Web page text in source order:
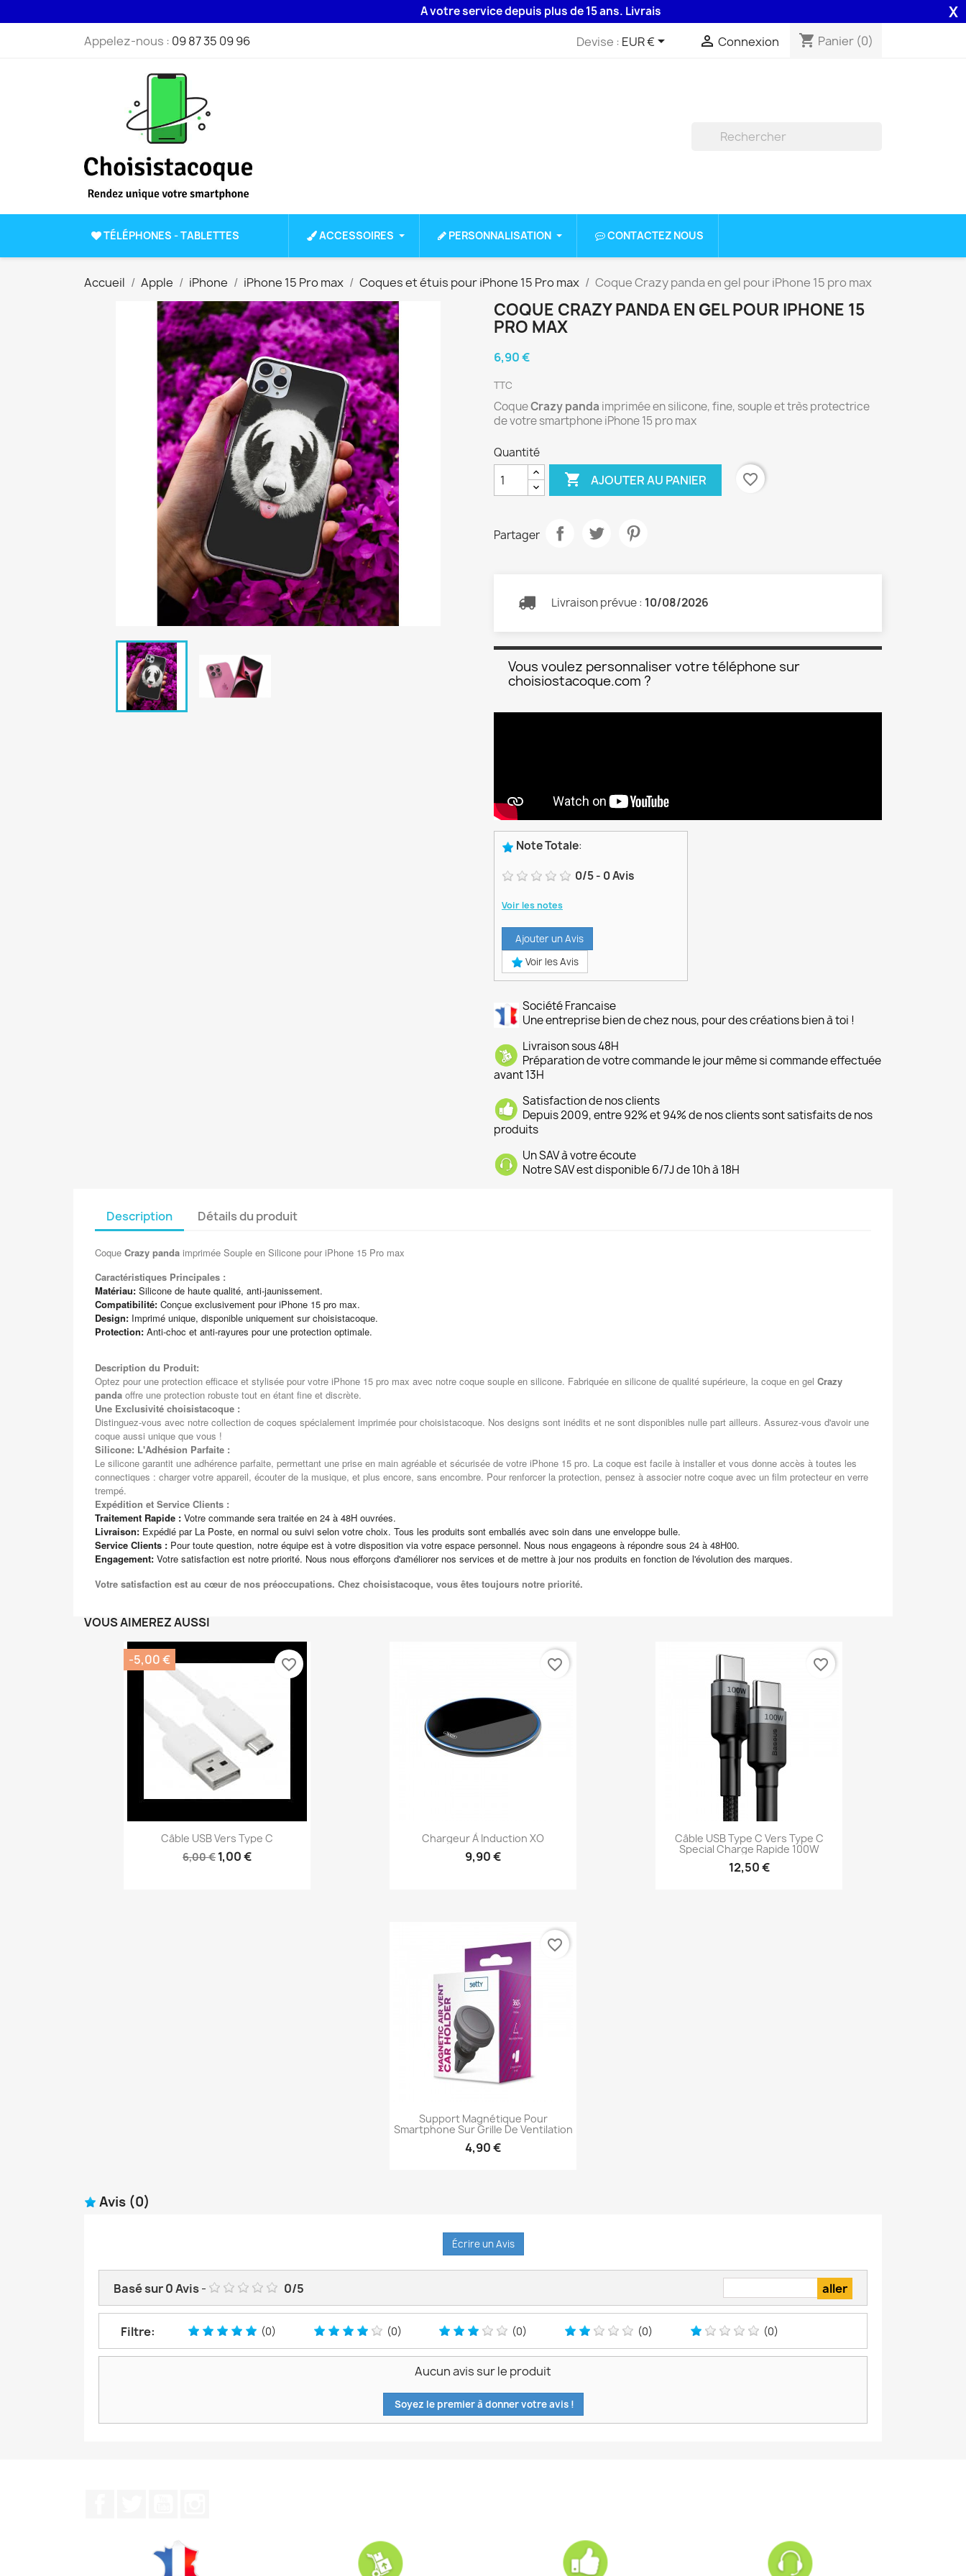
A votre service depuis plus de 15 ans. Livraison 48H assurée par la Poste . X
Appelez-nous : 09 87 35 09 96 Devise : EUR €  Connexion shopping_cart Panier (0)
TÉLÉPHONES - TABLETTES ACCESSOIRES PERSONNALISATION CONTACTEZ NOUS
Accueil Apple iPhone iPhone 15 Pro max Coques et étuis pour iPhone 15 Pro max Coque Crazy panda en gel pour iPhone 15 pro max
COQUE CRAZY PANDA EN GEL POUR IPHONE 15
PRO MAX
6,90 €
TTC
CoqueCrazy panda imprimée en silicone, fine, souple et très protectrice
de votre smartphone iPhone 15 pro max
Quantité
 AJOUTER AU PANIER favorite_border
Partager
Livraison prévue : 10/08/2026
Vous voulez personnaliser votre téléphone sur
choisiostacoque.com ?
Note Totale:
0/5- 0Avis
Voir les notes
Ajouter un Avis
Voir les Avis
Société Francaise
Une entreprise bien de chez nous, pour des créations bien à toi !
Livraison sous 48H
Préparation de votre commande le jour même si commande effectuée
avant 13H
Satisfaction de nos clients
Depuis 2009, entre 92% et 94% de nos clients sont satisfaits de nos
produits
Un SAV à votre écoute
Notre SAV est disponible 6/7J de 10h à 18H
Description Détails du produit
Coque Crazy panda imprimée Souple en Silicone pour iPhone 15 Pro max
Caractéristiques Principales :
Matériau: Silicone de haute qualité, anti-jaunissement.
Compatibilité: Conçue exclusivement pour iPhone 15 pro max.
Design: Imprimé unique, disponible uniquement sur choisistacoque.
Protection: Anti-choc et anti-rayures pour une protection optimale.
Description du Produit:
Optez pour une protection efficace et stylisée pour votre iPhone 15 pro max avec notre coque souple en silicone. Fabriquée en silicone de qualité supérieure, la coque en gel Crazy
panda offre une protection robuste tout en étant fine et discrète.
Une Exclusivité choisistacoque :
Distinguez-vous avec notre collection de coques spécialement imprimée pour choisistacoque. Nos designs sont inédits et ne sont disponibles nulle part ailleurs. Assurez-vous d'avoir une
coque aussi unique que vous !
Silicone: L'Adhésion Parfaite :
Le silicone garantit une adhérence parfaite, permettant une prise en main agréable et sécurisée de votre iPhone 15 pro. La coque est facile à installer et vous donne accès à toutes les
connectiques : charger votre appareil, écouter de la musique, et plus encore, sans encombre. Pour renforcer la protection, pensez à associer notre coque avec un film protecteur en verre
trempé.
Expédition et Service Clients :
Traitement Rapide : Votre commande sera traitée en 24 à 48H ouvrées.
Livraison: Expédié par La Poste, en normal ou suivi selon votre choix. Tous les produits sont emballés avec soin dans une enveloppe bulle.
Service Clients : Pour toute question, notre équipe est à votre disposition via votre espace personnel. Nous nous engageons à répondre sous 24 à 48H00.
Engagement: Votre satisfaction est notre priorité. Nous nous efforçons d'améliorer nos services et de mettre à jour nos produits en fonction de l'évolution des marques.
Votre satisfaction est au cœur de nos préoccupations. Chez choisistacoque, vous êtes toujours notre priorité.
VOUS AIMEREZ AUSSI
Câble USB Vers Type C
6,00 € 1,00 €
-5,00 € favorite_border
Chargeur À Induction XO
9,90 €
favorite_border
Câble USB Type C Vers Type C
Special Charge Rapide 100W
12,50 €
favorite_border
Support Magnétique Pour
Smartphone Sur Grille De Ventilation
4,90 €
favorite_border
Avis (0)
Écrire un Avis
Basé sur0Avis- 0/5
Filtre: (0) (0) (0) (0) (0)
Aucun avis sur le produit
Soyez le premier à donner votre avis !